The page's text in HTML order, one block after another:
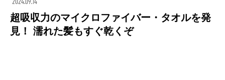
2024.09.14
超吸収力のマイクロファイバー・タオルを発
見！ 濡れた髪もすぐ乾くぞ